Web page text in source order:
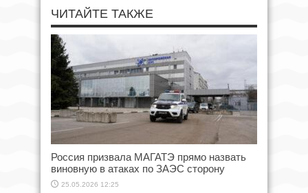
ЧИТАЙТЕ ТАКЖЕ
Россия призвала МАГАТЭ прямо назвать
виновную в атаках по ЗАЭС сторону
25.05.2026 12:25